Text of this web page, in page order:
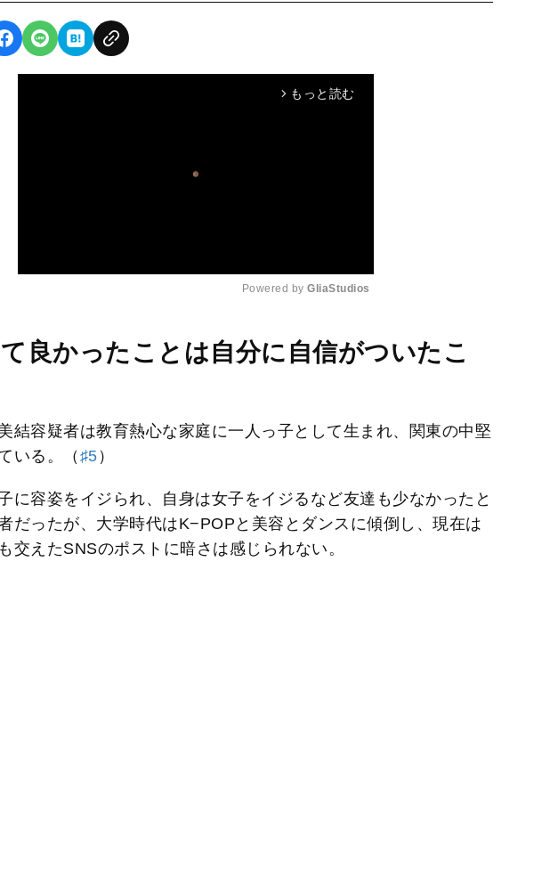
arrow_forward_ios もっと読む
M
u
Powered by GliaStudios
て良かったことは自分に自信がついたこ
結容疑者は教育熱心な家庭に一人っ子として生まれ、関東の中堅
いる。
（ ♯5 ）
に容姿をイジられ、自身は女子をイジるなど友達も少なかったと
だったが、大学時代はK−POPと美容とダンスに傾倒し、現在は
交えたSNSのポストに暗さは感じられない。